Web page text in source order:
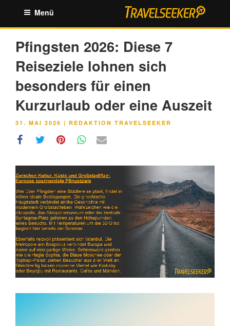
springen
Menü
Pfingsten 2026: Diese 7
Reiseziele lohnen sich
besonders für einen
Kurzurlaub oder eine Auszeit
VERÖFFENTLICHT
31. MAI 2026 | REDAKTION TRAVELSEEKER
Link Embed